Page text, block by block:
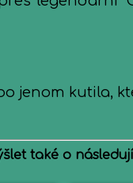
jenom kutila,
také o